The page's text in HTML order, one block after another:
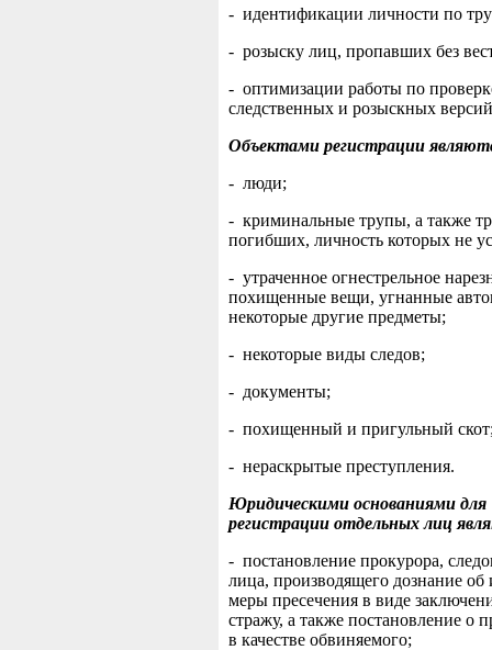
- идентификации личности по
- розыску лиц, пропавших без
- оптимизации работы по
следственных и розыскных
Объектами регистрации
- люди;
- криминальные трупы, а также
погибших, личность которых не
- утраченное огнестрельное
похищенные вещи, угнанные
некоторые другие предметы;
- некоторые виды следов;
- документы;
- похищенный и пригульный
- нераскрытые преступления.
Юридическими основаниями для
регистрации отдельных лиц
- постановление прокурора,
лица, производящего дознание об
меры пресечения в виде
стражу, а также постановление о
в качестве обвиняемого;